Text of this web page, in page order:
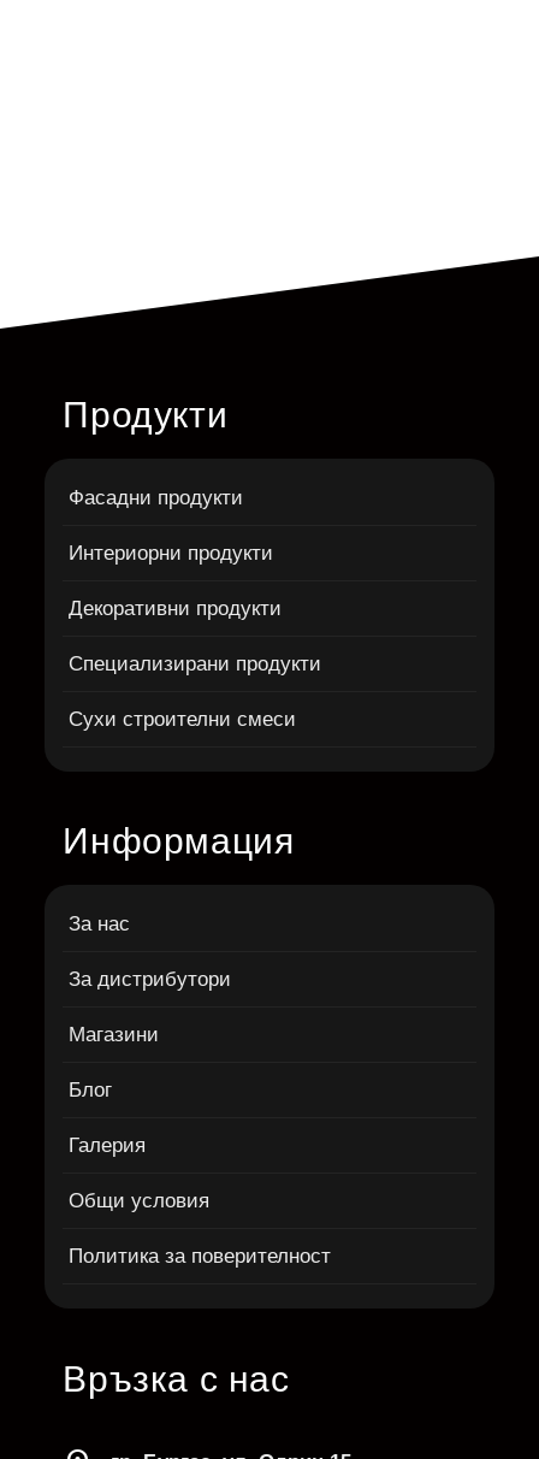
Продукти
Фасадни продукти
Интериорни продукти
Декоративни продукти
Специализирани продукти
Сухи строителни смеси
Информация
За нас
За дистрибутори
Магазини
Блог
Галерия
Общи условия
Политика за поверителност
Връзка с нас